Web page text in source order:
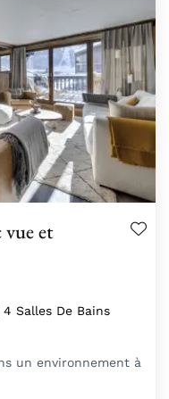
et
4 Salles De Bains
un environnement à